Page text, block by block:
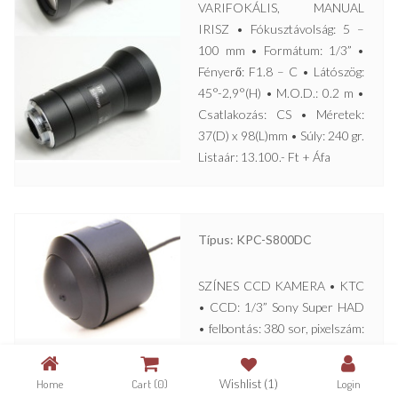
VARIFOKÁLIS, MANUAL
IRISZ • Fókusztávolság: 5 –
100 mm • Formátum: 1/3” •
Fényerő: F1.8 – C • Látószög:
45°-2,9°(H) • M.O.D.: 0.2 m •
Csatlakozás: CS • Méretek:
37(D) x 98(L)mm • Súly: 240 gr.
Listaár: 13.100.- Ft + Áfa
Típus: KPC-S800DC
SZÍNES CCD KAMERA • KTC
• CCD: 1/3” Sony Super HAD
• felbontás: 380 sor, pixelszám:
lux/F2 • objektív: Pinhole, f =
3,7 mm • 12 V DC, 180 mA •
Home Cart (0) Wishlist (1) Login